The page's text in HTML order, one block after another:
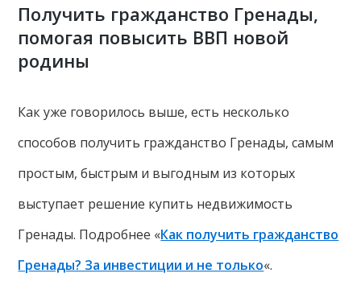
Получить гражданство Гренады,
помогая повысить ВВП новой
родины
Как уже говорилось выше, есть несколько
способов получить гражданство Гренады, самым
простым, быстрым и выгодным из которых
выступает решение купить недвижимость
Гренады. Подробнее «Как получить гражданство
Гренады? За инвестиции и не только«.